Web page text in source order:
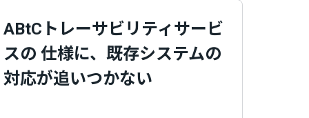
ABtCトレーサビリティサービ
スの 仕様に、既存システムの
対応が追いつかない